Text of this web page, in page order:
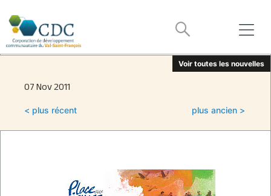
Voir toutes les nouvelles
07 Nov 2011
< plus récent plus ancien >